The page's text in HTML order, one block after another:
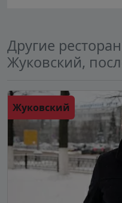
Другие
Жуковский,
Жуковский